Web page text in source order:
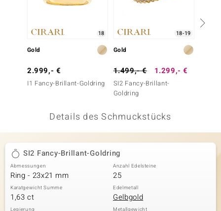
Collection
18
Gold
2.999,- €
I1 Fancy-Brillant-Goldring
18-19
Gold
1.499,- € 1.299,- €
SI2 Fancy-Brillant-
Goldring
Details des Schmuckstücks
SI2 Fancy-Brillant-Goldring
Abmessungen
Ring - 23x21 mm
Anzahl Edelsteine
25
Karatgewicht Summe
1,63 ct
Edelmetall
Gelbgold
Legierung Metallgewicht